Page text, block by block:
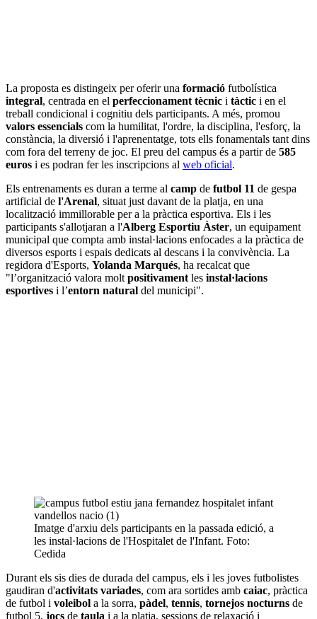
La proposta es distingeix per oferir una formació futbolística
integral, centrada en el perfeccionament tècnic i tàctic i en el
treball condicional i cognitiu dels participants. A més, promou
valors essencials com la humilitat, l'ordre, la disciplina, l'esforç, la
constància, la diversió i l'aprenentatge, tots ells fonamentals tant dins
com fora del terreny de joc. El preu del campus és a partir de 585
euros i es podran fer les inscripcions al web oficial.
Els entrenaments es duran a terme al camp de futbol 11 de gespa
artificial de l'Arenal, situat just davant de la platja, en una
localització immillorable per a la pràctica esportiva. Els i les
participants s'allotjaran a l'Alberg Esportiu Àster, un equipament
municipal que compta amb instal·lacions enfocades a la pràctica de
diversos esports i espais dedicats al descans i la convivència. La
regidora d'Esports, Yolanda Marqués, ha recalcat que
"l’organització valora molt positivament les instal·lacions
esportives i l’entorn natural del municipi".
Imatge d'arxiu dels participants en la passada edició, a
les instal·lacions de l'Hospitalet de l'Infant. Foto:
Cedida
Durant els sis dies de durada del campus, els i les joves futbolistes
gaudiran d'activitats variades, com ara sortides amb caiac, pràctica
de futbol i voleibol a la sorra, pàdel, tennis, tornejos nocturns de
futbol 5, jocs de taula i a la platja, sessions de relaxació i